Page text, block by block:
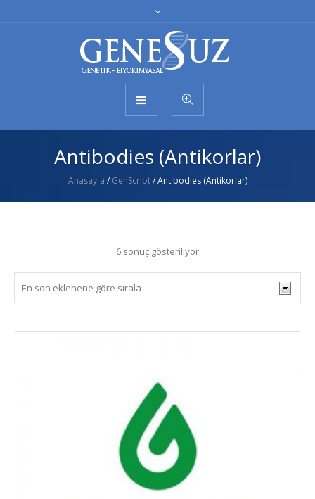
Antibodies (Antikorlar)
Anasayfa / GenScript/ Antibodies (Antikorlar)
6 sonuç gösteriliyor